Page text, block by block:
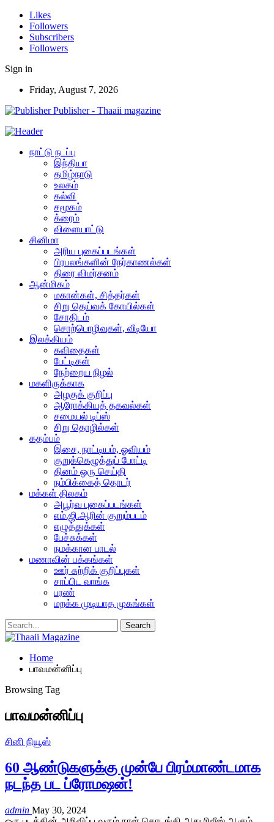
Likes
Followers
Subscribers
Followers
Sign in
Friday, August 7, 2026
Publisher - Thaaii magazine
நாட்டு நடப்பு
இந்தியா
தமிழ்நாடு
உலகம்
கல்வி
சமூகம்
க்ரைம்
விளையாட்டு
சினிமா
அரிய புகைப்படங்கள்
பிரபலங்களின் நேர்காணல்கள்
திரை விமர்சனம்
ஆன்மிகம்
மகான்கள், சித்தர்கள்
சிறு தெய்வக் கோயில்கள்
சோதிடம்
சொற்பொழிவுகள், வீடியோ
இலக்கியம்
கவிதைகள்
பேட்டிகள்
நேற்றைய நிழல்
மகளிருக்காக
அழகுக் குறிப்பு
ஆரோக்கியத் தகவல்கள்
சமையல் டிப்ஸ்
சிறு தொழில்கள்
கதம்பம்
இசை, நாட்டியம், ஓவியம்
குறுக்கெழுத்துப் போட்டி
தினம் ஒரு செய்தி
நம்பிக்கைத் தொடர்
மக்கள் திலகம்
அபூர்வ புகைப்படங்கள்
எம்.ஜி.ஆரின் குறும்படம்
எழுத்துக்கள்
பேச்சுக்கள்
நமக்கான பாடல்
மணாவின் பக்கங்கள்
ஊர் சுற்றிக் குறிப்புகள்
சாப்பிட வாங்க
பரண்
மறக்க முடியாத முகங்கள்
Home
பாவமன்னிப்பு
Browsing Tag
பாவமன்னிப்பு
சினி நியூஸ்
60 ஆண்டுகளுக்கு முன்பே பிரம்மாண்டமாக
நடந்த பட ப்ரோமஷன்!
admin May 30, 2024